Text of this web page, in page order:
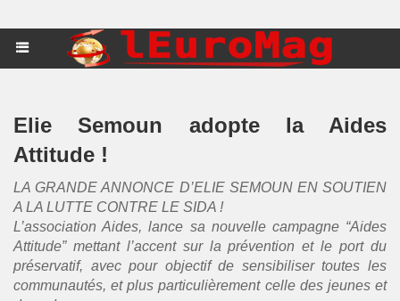
Elie Semoun adopte la Aides
Attitude !
LA GRANDE ANNONCE D’ELIE SEMOUN EN SOUTIEN
A LA LUTTE CONTRE LE SIDA !
L’association Aides, lance sa nouvelle campagne “Aides
Attitude” mettant l’accent sur la prévention et le port du
préservatif, avec pour objectif de sensibiliser toutes les
communautés, et plus particulièrement celle des jeunes et